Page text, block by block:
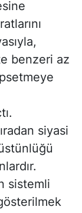
benzeri az
siyasi
sistemli